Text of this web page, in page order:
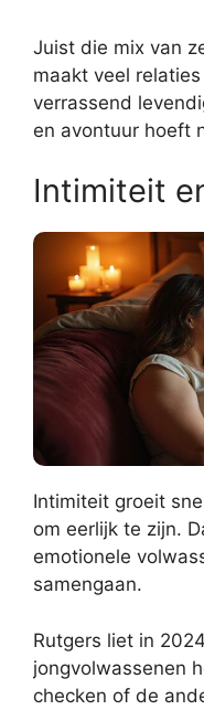
Juist die mix van
maakt veel
verrassend
en avontuur hoeft
Intimiteit
Intimiteit groeit
om eerlijk te zijn.
emotionele
samengaan.
Rutgers liet in
jongvolwassenen
checken of de